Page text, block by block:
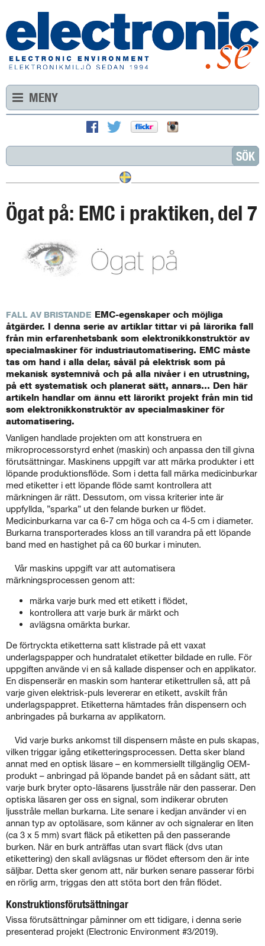
MENY
Ögat på: EMC i praktiken, del 7
FALL AV BRISTANDE EMC-egenskaper och möjliga
åtgärder. I denna serie av artiklar tittar vi på lärorika fall
från min erfarenhetsbank som elektronikkonstruktör av
specialmaskiner för industriautomatisering. EMC måste
tas om hand i alla delar, såväl på elektrisk som på
mekanisk systemnivå och på alla nivåer i en utrustning,
på ett systematisk och planerat sätt, annars… Den här
artikeln handlar om ännu ett lärorikt projekt från min tid
som elektronikkonstruktör av specialmaskiner för
automatisering.
Vanligen handlade projekten om att konstruera en
mikroprocessorstyrd enhet (maskin) och anpassa den till givna
förutsättningar. Maskinens uppgift var att märka produkter i ett
löpande produktionsflöde. Som i detta fall märka medicinburkar
med etiketter i ett löpande flöde samt kontrollera att
märkningen är rätt. Dessutom, om vissa kriterier inte är
uppfyllda, ”sparka” ut den felande burken ur flödet.
Medicinburkarna var ca 6-7 cm höga och ca 4-5 cm i diameter.
Burkarna transporterades kloss an till varandra på ett löpande
band med en hastighet på ca 60 burkar i minuten.
Vår maskins uppgift var att automatisera
märkningsprocessen genom att:
märka varje burk med ett etikett i flödet,
kontrollera att varje burk är märkt och
avlägsna omärkta burkar.
De förtryckta etiketterna satt klistrade på ett vaxat
underlagspapper och hundratalet etiketter bildade en rulle. För
uppgiften använde vi en så kallade dispenser och en applikator.
En dispenserär en maskin som hanterar etikettrullen så, att på
varje given elektrisk-puls levererar en etikett, avskilt från
underlagspappret. Etiketterna hämtades från dispensern och
anbringades på burkarna av applikatorn.
Vid varje burks ankomst till dispensern måste en puls skapas,
vilken triggar igång etiketteringsprocessen. Detta sker bland
annat med en optisk läsare – en kommersiellt tillgänglig OEM-
produkt – anbringad på löpande bandet på en sådant sätt, att
varje burk bryter opto-läsarens ljusstråle när den passerar. Den
optiska läsaren ger oss en signal, som indikerar obruten
ljusstråle mellan burkarna. Lite senare i kedjan använder vi en
annan typ av optoläsare, som känner av och signalerar en liten
(ca 3 x 5 mm) svart fläck på etiketten på den passerande
burken. När en burk anträffas utan svart fläck (dvs utan
etikettering) den skall avlägsnas ur flödet eftersom den är inte
säljbar. Detta sker genom att, när burken senare passerar förbi
en rörlig arm, triggas den att stöta bort den från flödet.
Konstruktionsförutsättningar
Vissa förutsättningar påminner om ett tidigare, i denna serie
presenterad projekt (Electronic Environment #3/2019).